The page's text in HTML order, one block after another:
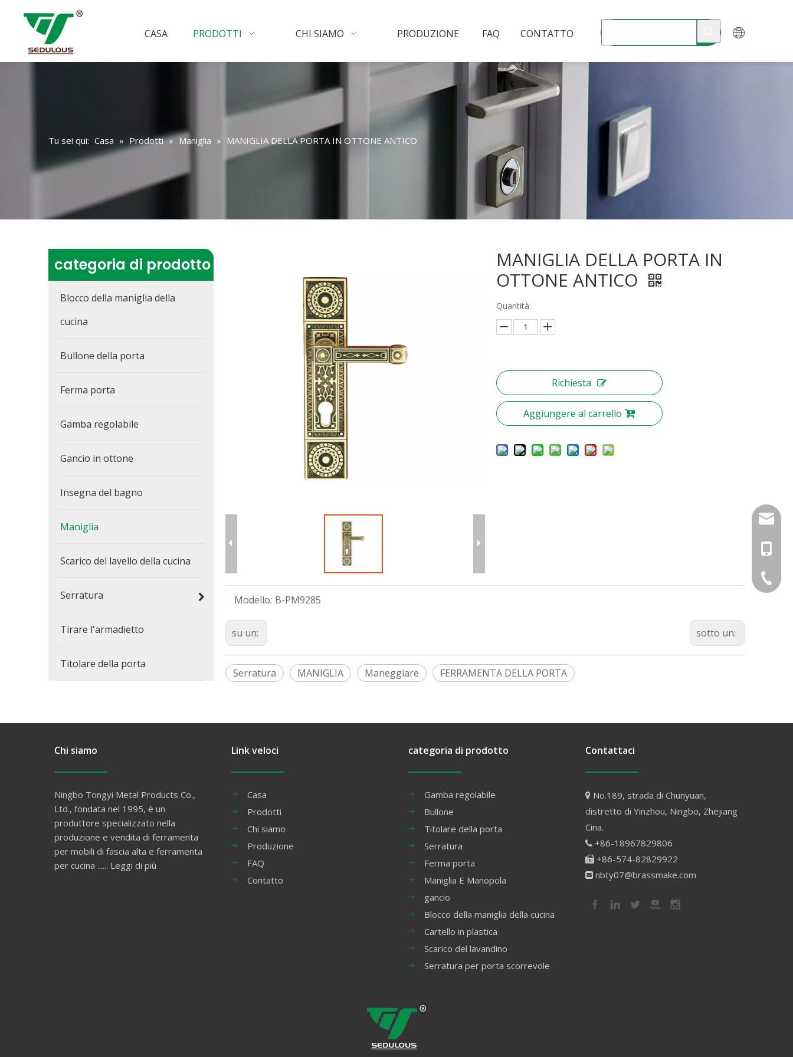
CASA PRODOTTI CHI SIAMO PRODUZIONE FAQ CONTATTO
Tu sei qui: Casa » Prodotti » Maniglia » MANIGLIA DELLA PORTA IN OTTONE ANTICO
categoria di prodotto
Blocco della maniglia della
cucina
Bullone della porta
Ferma porta
Gamba regolabile
Gancio in ottone
Insegna del bagno
Maniglia
Scarico del lavello della cucina
Serratura
Tirare l'armadietto
Titolare della porta
MANIGLIA DELLA PORTA IN
OTTONE ANTICO
Quantità:
Richiesta
Aggiungere al carrello
Modello: B-PM9285
su un: sotto un:
Serratura MANIGLIA Maneggiare FERRAMENTA DELLA PORTA
Chi siamo
Ningbo Tongyi Metal Products Co.,
Ltd., fondata nel 1995, è un
produttore specializzato nella
produzione e vendita di ferramenta
per mobili di fascia alta e ferramenta
per cucina ...... Leggi di più
Link veloci
Casa
Prodotti
Chi siamo
Produzione
FAQ
Contatto
categoria di prodotto
Gamba regolabile
Bullone
Titolare della porta
Serratura
Ferma porta
Maniglia E Manopola
gancio
Blocco della maniglia della cucina
Cartello in plastica
Scarico del lavandino
Serratura per porta scorrevole
Contattaci
 No.189, strada di Chunyuan,
distretto di Yinzhou, Ningbo, Zhejiang
Cina.
 +86-18967829806
 +86-574-82829922
 nbty07@brassmake.com
+86-